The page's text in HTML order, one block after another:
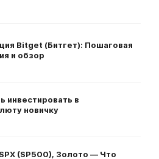
Bitget (Битгет): Пошаговая
и обзор
инвестировать в
новичку
(SP500), Золото — Что